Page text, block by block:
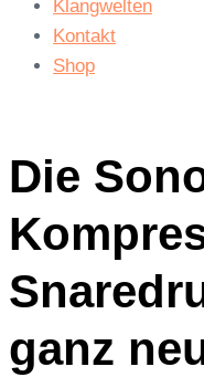
Klangwelten
Kontakt
Shop
Die
ganz